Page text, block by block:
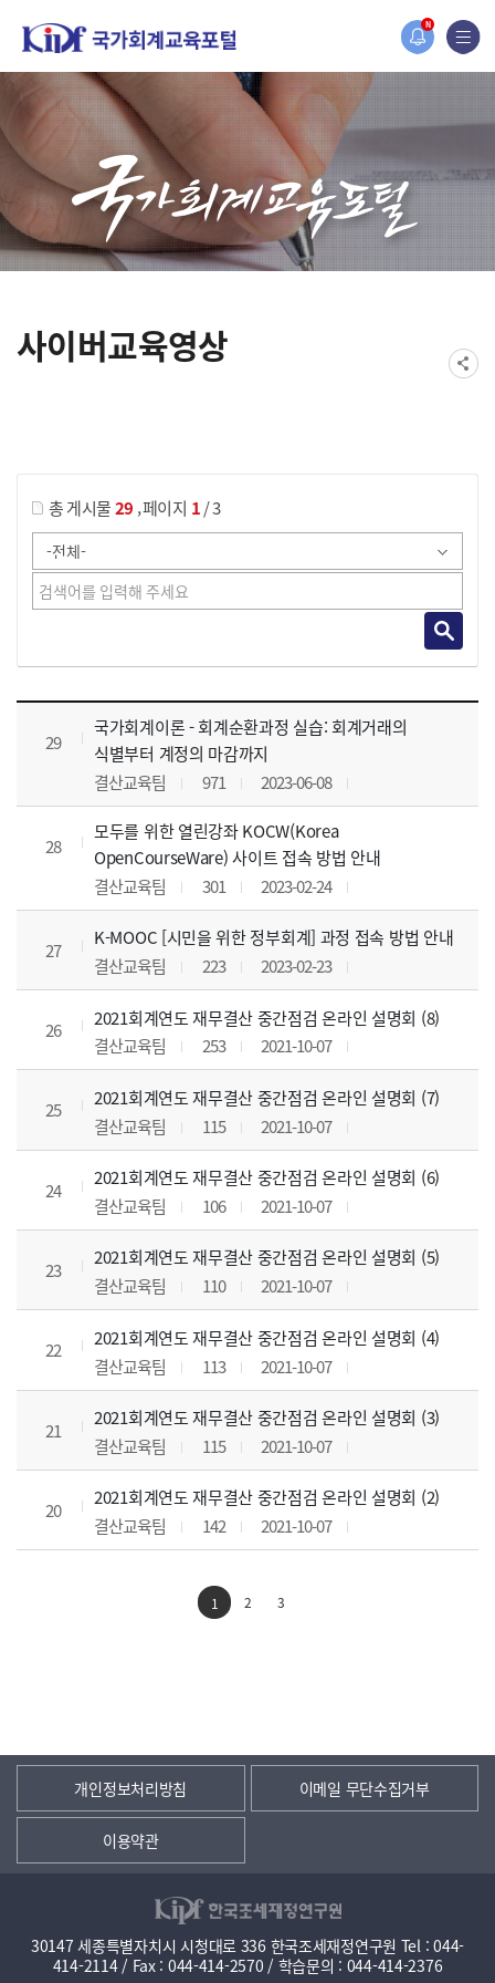
N
홈페이지가 새롭게 개편되었습니다.
한국조세재정연구원홈페이지가 새롭게 개설되었습니다.
사이버교육영상
총 게시물29 ,페이지 1/ 3
사이버교육영상 목록 으로 번호, 제목, 작성자, 조회수, 등록 일, 첨부파일로 나열 되고 있습니다.
29
국가회계이론 - 회계순환과정 실습: 회계거래의
식별부터 계정의 마감까지
결산교육팀
971 2023-06-08
28
모두를 위한 열린강좌 KOCW(Korea
OpenCourseWare) 사이트 접속 방법 안내
결산교육팀
301 2023-02-24
27
K-MOOC [시민을 위한 정부회계] 과정 접속 방법 안내
결산교육팀
223 2023-02-23
26
2021회계연도 재무결산 중간점검 온라인 설명회 (8)
결산교육팀
253 2021-10-07
25
2021회계연도 재무결산 중간점검 온라인 설명회 (7)
결산교육팀
115 2021-10-07
24
2021회계연도 재무결산 중간점검 온라인 설명회 (6)
결산교육팀
106 2021-10-07
23
2021회계연도 재무결산 중간점검 온라인 설명회 (5)
결산교육팀
110 2021-10-07
22
2021회계연도 재무결산 중간점검 온라인 설명회 (4)
결산교육팀
113 2021-10-07
21
2021회계연도 재무결산 중간점검 온라인 설명회 (3)
결산교육팀
115 2021-10-07
20
2021회계연도 재무결산 중간점검 온라인 설명회 (2)
결산교육팀
142 2021-10-07
1 2 3
개인정보처리방침 이메일 무단수집거부
이용약관
30147 세종특별자치시 시청대로 336 한국조세재정연구원 Tel : 044-
414-2114 / Fax : 044-414-2570 / 학습문의 : 044-414-2376